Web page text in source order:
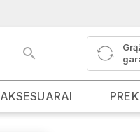
AKSESUARAI